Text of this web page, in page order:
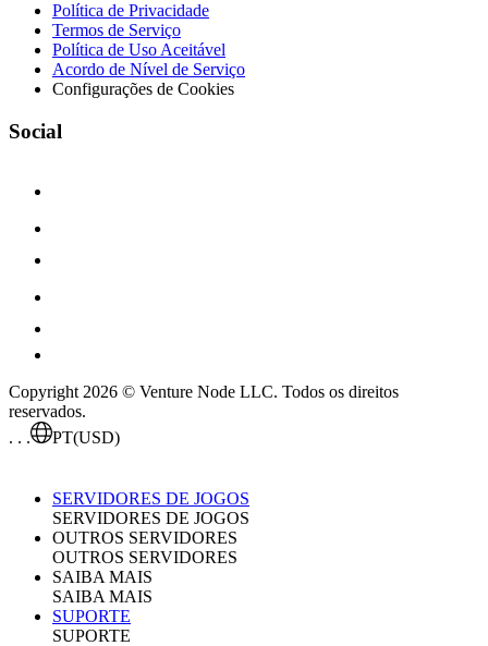
Política de Privacidade
Termos de Serviço
Política de Uso Aceitável
Acordo de Nível de Serviço
Configurações de Cookies
Social
Copyright 2026 © Venture Node LLC. Todos os direitos
reservados.
. . .
PT(USD)
SERVIDORES DE JOGOS
SERVIDORES DE JOGOS
OUTROS SERVIDORES
OUTROS SERVIDORES
SAIBA MAIS
SAIBA MAIS
SUPORTE
SUPORTE